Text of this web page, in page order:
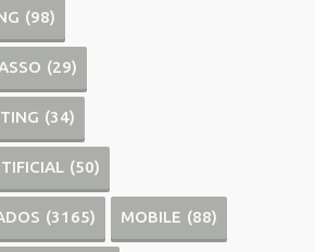
(98)
(29)
(34)
(50)
(3165) MOBILE (88)